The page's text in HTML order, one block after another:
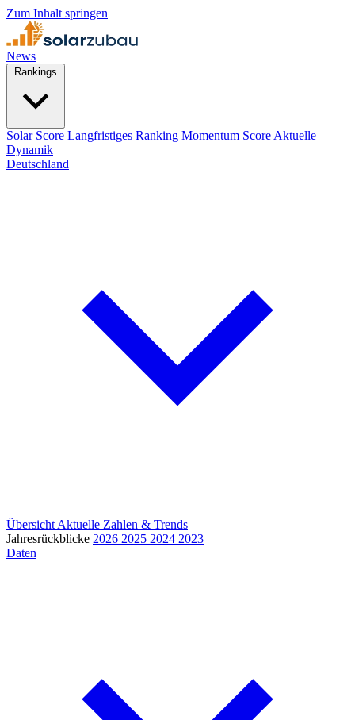
Zum Inhalt springen
News
Solar Score Langfristiges Ranking Momentum Score Aktuelle
Dynamik
Deutschland
Übersicht Aktuelle Zahlen & Trends
Jahresrückblicke 2026 2025 2024 2023
Daten